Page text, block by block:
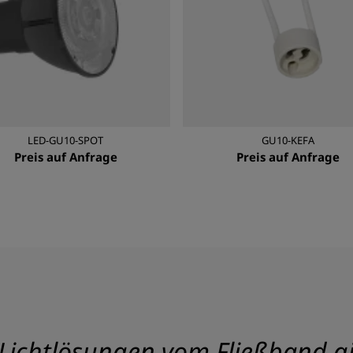
LED-GU10-SPOT
Preis auf Anfrage
GU10-KEFA
Preis auf Anfrage